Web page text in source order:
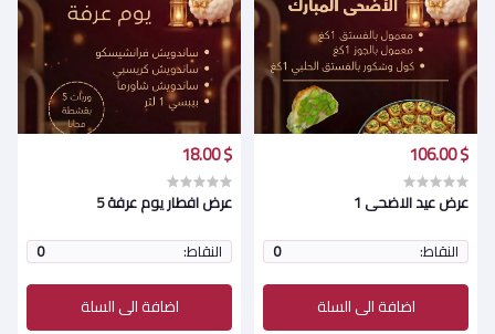
$ 106.00
عرض عيد الاضحى 1
النقاط:
0
اضافة الى السلة
$ 18.00
عرض افطار يوم عرفة 5
النقاط:
0
اضافة الى السلة